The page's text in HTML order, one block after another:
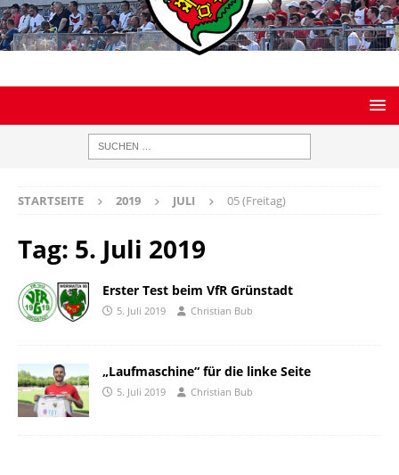
STARTSEITE 2019 JULI 05 (Freitag)
Tag: 5. Juli 2019
Erster Test beim VfR Grünstadt
5. Juli 2019 Christian Bub
„Laufmaschine“ für die linke Seite
5. Juli 2019 Christian Bub